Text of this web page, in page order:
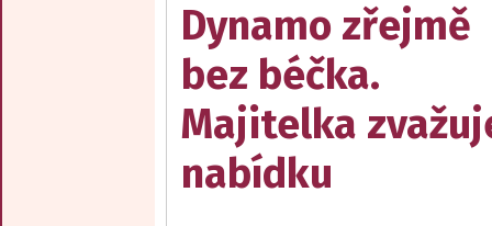
Dynamo zřejmě
bez béčka.
Majitelka
nabídku